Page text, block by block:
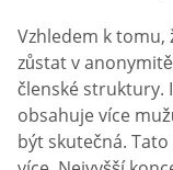
Vzhledem k
zůstat v
členské struktury.
obsahuje více
být skutečná.